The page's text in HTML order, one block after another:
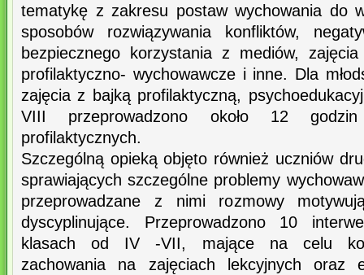
tematykę z zakresu postaw wychowania do
sposobów rozwiązywania konfliktów,
bezpiecznego korzystania z mediów,
profilaktyczno- wychowawcze i inne. Dla
zajęcia z bajką profilaktyczną,
VIII przeprowadzono około 12 godzin
profilaktycznych.
Szczególną opieką objęto również uczniów
sprawiających szczególne problemy
przeprowadzane z nimi rozmowy
dyscyplinujące. Przeprowadzono 10
klasach od IV -VII, mające na celu
zachowania na zajęciach lekcyjnych oraz